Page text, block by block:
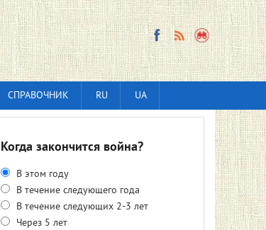
СПРАВОЧНИК RU UA
Когда закончится война?
В этом году
В течение следующего года
В течение следующих 2-3 лет
Через 5 лет